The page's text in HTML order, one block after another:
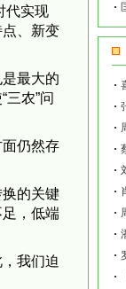
代实现
、新变
最大的
农”问
仍然存
的关键
，低端
我们迫